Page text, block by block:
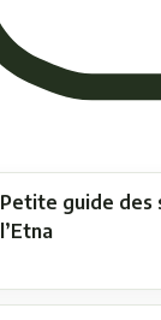
Petite guide des
l’Etna